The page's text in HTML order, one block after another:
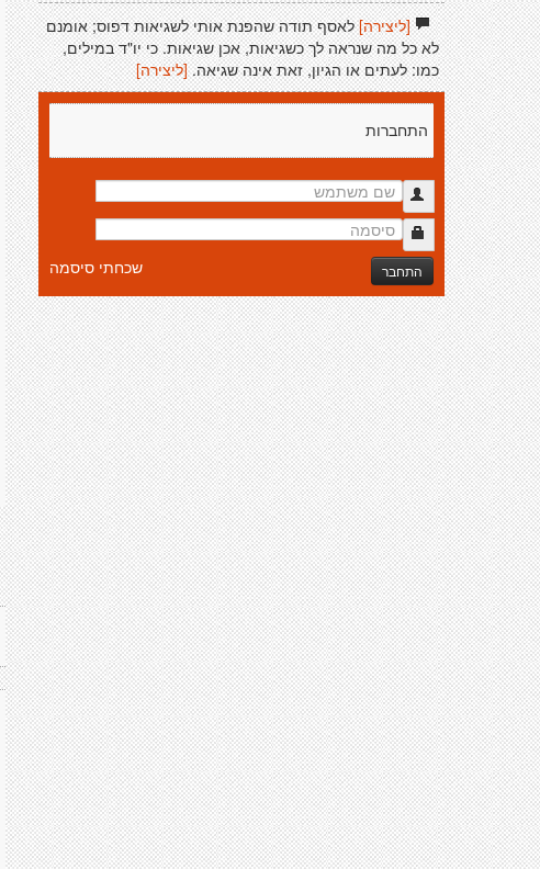
[ליצירה]לאסף תודה שהפנת אותי לשגיאות דפוס; אומנם
לא כל מה שנראה לך כשגיאות, אכן שגיאות. כי יו"ד במילים,
כמו: לעתים או הגיון, זאת אינה שגיאה.[ליצירה]
התחברות
התחבר שכחתי סיסמה